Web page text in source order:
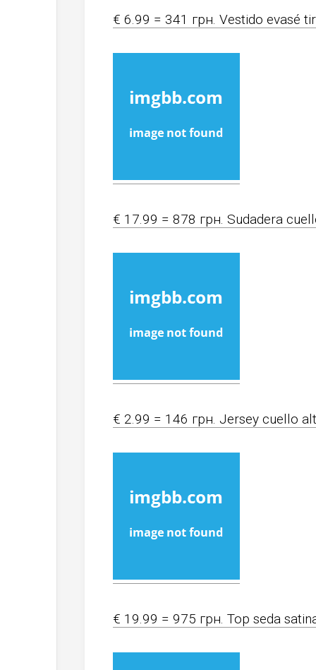
€ 6.99 = 341 грн. Vestido evasé
€ 17.99 = 878 грн. Sudadera
€ 2.99 = 146 грн. Jersey cuello
€ 19.99 = 975 грн. Top seda